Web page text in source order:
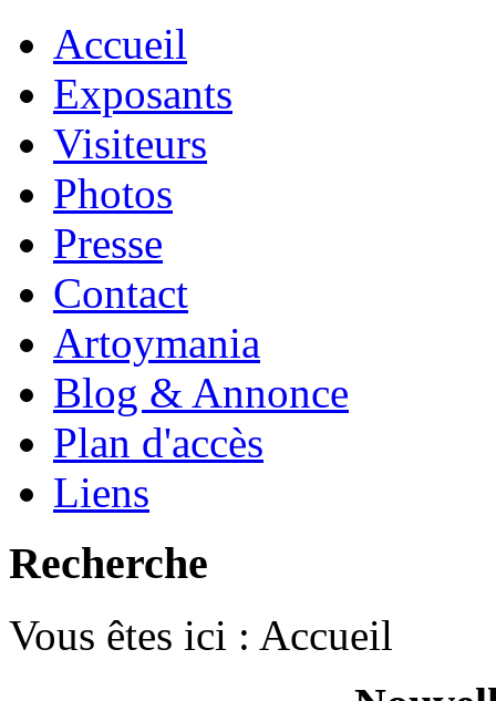
Accueil
Exposants
Visiteurs
Photos
Presse
Contact
Artoymania
Blog & Annonce
Plan d'accès
Liens
Recherche
Vous êtes ici : Accueil